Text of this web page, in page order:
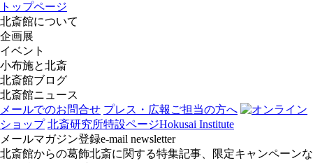
トップページ
北斎館について
企画展
イベント
小布施と北斎
北斎館ブログ
北斎館ニュース
メールでのお問合せ プレス・広報ご担当の方へ
オンライン
ショップ 北斎研究所特設ページHokusai Institute
メールマガジン登録e-mail newsletter
北斎館からの葛飾北斎に関する特集記事、限定キャンペーンな